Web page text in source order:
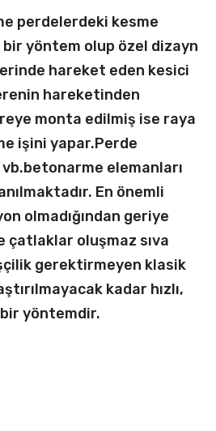
perdelerdeki kesme
yöntem olup özel dizayn
hareket eden kesici
hareketinden
monta edilmiş ise raya
işini yapar.Perde
elemanları
En önemli
olmadığından geriye
çatlaklar oluşmaz sıva
gerektirmeyen klasik
kadar hızlı,
yöntemdir.